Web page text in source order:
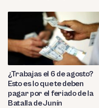
¿Trabajas el 6 de agosto?
Esto es lo que te deben
pagar por el feriado de la
Batalla de Junín